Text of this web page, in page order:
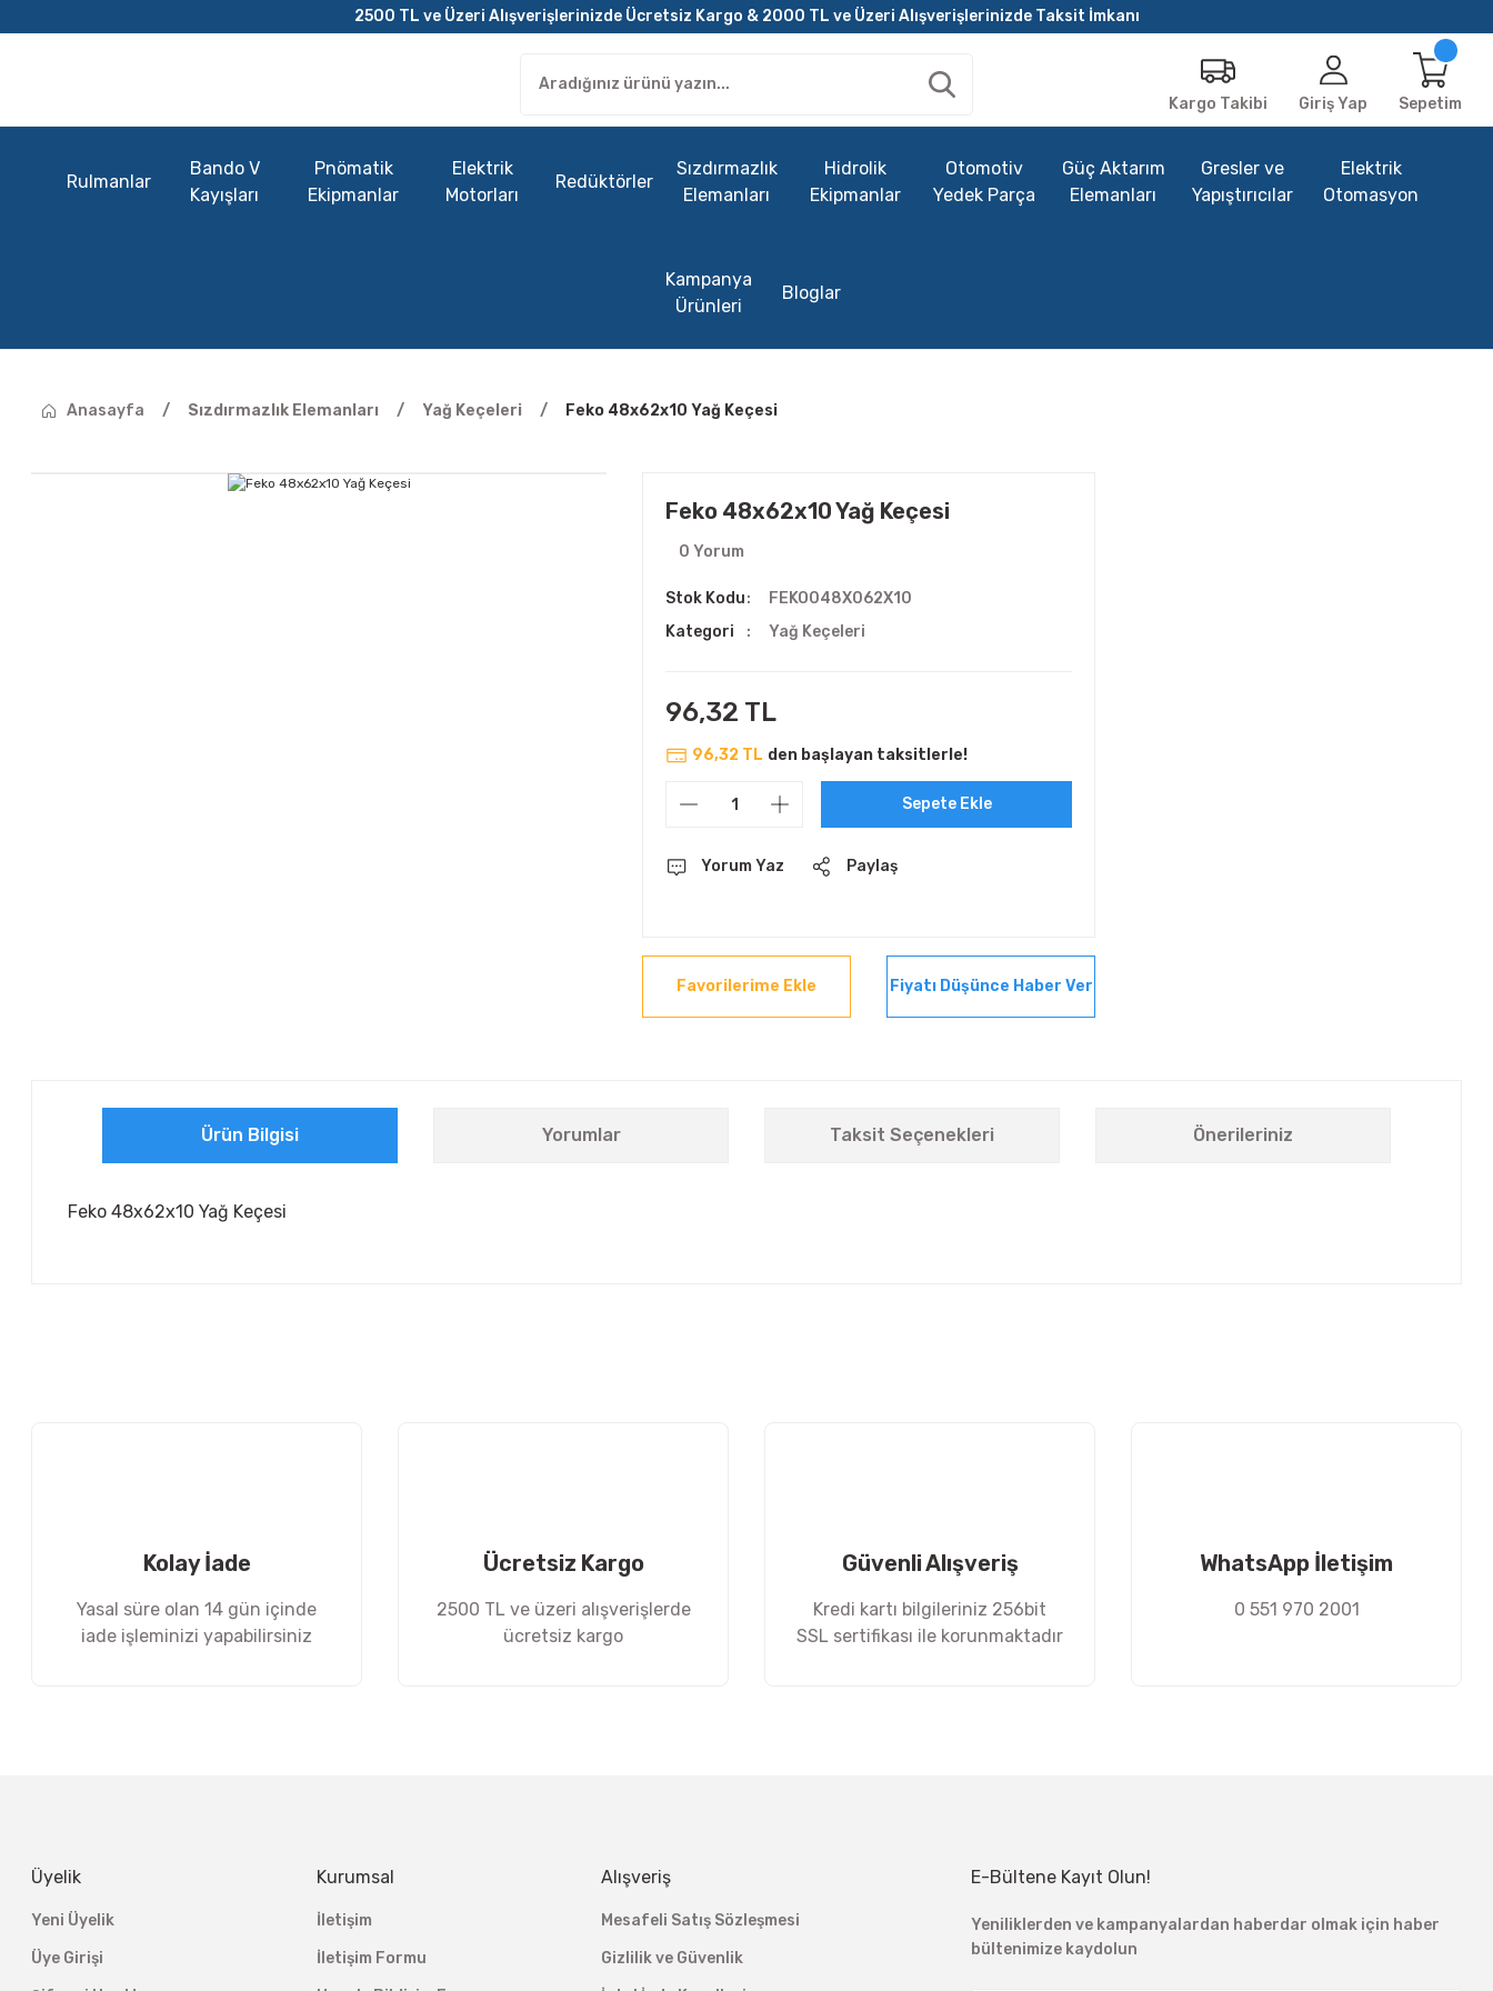
2500 TL ve Üzeri Alışverişlerinizde Ücretsiz Kargo & 2000 TL ve Üzeri Alışverişlerinizde Taksit İmkanı
Kargo Takibi Giriş Yap Sepetim
Rulmanlar
Bando V
Kayışları
Pnömatik
Ekipmanlar
Elektrik
Motorları
Redüktörler
Sızdırmazlık
Elemanları
Hidrolik
Ekipmanlar
Otomotiv
Yedek Parça
Güç Aktarım
Elemanları
Gresler ve
Yapıştırıcılar
Elektrik
Otomasyon
Kampanya
Ürünleri
Bloglar
Anasayfa Sızdırmazlık Elemanları Yağ Keçeleri Feko 48x62x10 Yağ Keçesi
Feko 48x62x10 Yağ Keçesi
0 Yorum
Stok Kodu
FEKO048X062X10
Kategori
Yağ Keçeleri
96,32 TL
96,32 TL den başlayan taksitlerle!
Sepete Ekle
Yorum Yaz Paylaş
Fiyatı Düşünce Haber Ver
Ürün Bilgisi Yorumlar Taksit Seçenekleri Önerileriniz
Feko 48x62x10 Yağ Keçesi
Kolay İade
Yasal süre olan 14 gün içinde
iade işleminizi yapabilirsiniz
Ücretsiz Kargo
2500 TL ve üzeri alışverişlerde
ücretsiz kargo
Güvenli Alışveriş
Kredi kartı bilgileriniz 256bit
SSL sertifikası ile korunmaktadır
WhatsApp İletişim
0 551 970 2001
Üyelik
Yeni Üyelik
Üye Girişi
Kurumsal
İletişim
İletişim Formu
Alışveriş
Mesafeli Satış Sözleşmesi
Gizlilik ve Güvenlik
E-Bültene Kayıt Olun!
Yeniliklerden ve kampanyalardan haberdar olmak için haber
bültenimize kaydolun